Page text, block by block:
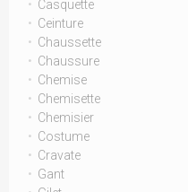
Casquette
Ceinture
Chaussette
Chaussure
Chemise
Chemisette
Chemisier
Costume
Cravate
Gant